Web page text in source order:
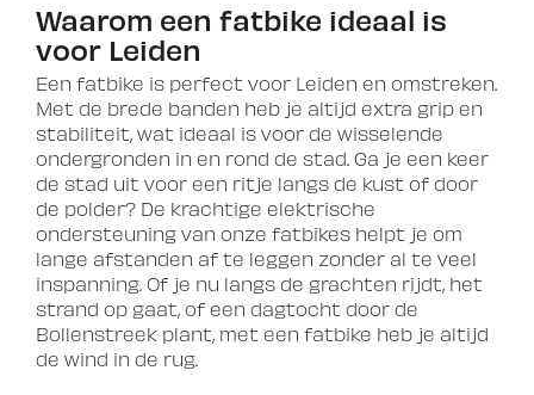
Waarom een fatbike ideaal is
voor Leiden
Een fatbike is perfect voor Leiden en omstreken.
Met de brede banden heb je altijd extra grip en
stabiliteit, wat ideaal is voor de wisselende
ondergronden in en rond de stad. Ga je een keer
de stad uit voor een ritje langs de kust of door
de polder? De krachtige elektrische
ondersteuning van onze fatbikes helpt je om
lange afstanden af te leggen zonder al te veel
inspanning. Of je nu langs de grachten rijdt, het
strand op gaat, of een dagtocht door de
Bollenstreek plant, met een fatbike heb je altijd
de wind in de rug.